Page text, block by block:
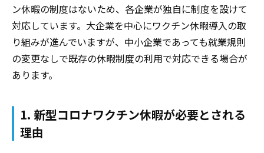
ン休暇の制度はないため、各企業が独自に制度を設けて
対応しています。大企業を中心にワクチン休暇導入の取
り組みが進んでいますが、中小企業であっても就業規則
の変更なしで既存の休暇制度の利用で対応できる場合が
あります。
1. 新型コロナワクチン休暇が必要とされる
理由